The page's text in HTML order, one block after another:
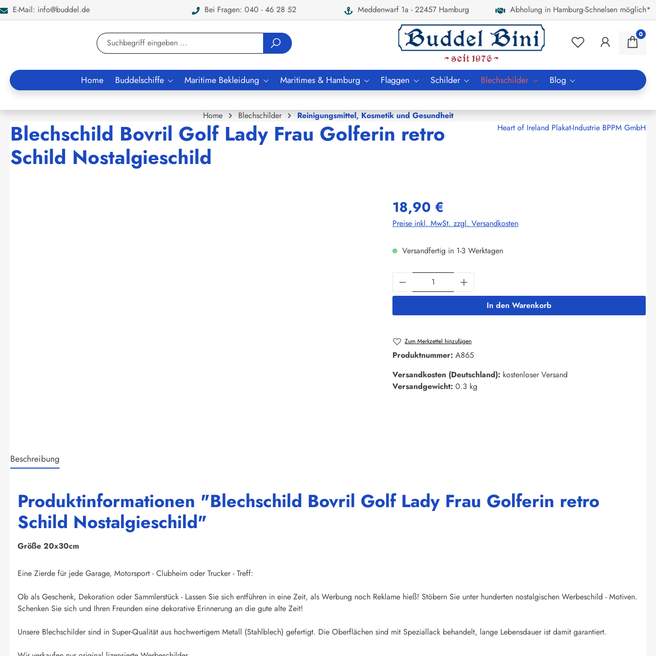
Zur Suche springen
E-Mail: info@buddel.de Bei Fragen: 040 - 46 28 52 Meddenwarf 1a - 22457 Hamburg Abholung in Hamburg-Schnelsen möglich*
0
Home Buddelschiffe Maritime Bekleidung Maritimes & Hamburg Flaggen Schilder Blechschilder Blog
Home Blechschilder Reinigungsmittel, Kosmetik und Gesundheit
Blechschild Bovril Golf Lady Frau Golferin retro
Schild Nostalgieschild
Heart of Ireland Plakat-Industrie BPPM GmbH
18,90 €
Preise inkl. MwSt. zzgl. Versandkosten
Versandfertig in 1-3 Werktagen
Produkt Anzahl: Gib den gewünschten Wert ein
In den Warenkorb
Zum Merkzettel hinzufügen
Produktnummer: A865
Versandkosten (Deutschland): kostenloser Versand
Versandgewicht: 0.3 kg
Beschreibung
Produktinformationen "Blechschild Bovril Golf Lady Frau Golferin retro
Schild Nostalgieschild"
Größe 20x30cm
Eine Zierde für jede Garage, Motorsport - Clubheim oder Trucker - Treff:
Ob als Geschenk, Dekoration oder Sammlerstück - Lassen Sie sich entführen in eine Zeit, als Werbung noch Reklame hieß! Stöbern Sie unter hunderten nostalgischen Werbeschild - Motiven.
Schenken Sie sich und Ihren Freunden eine dekorative Erinnerung an die gute alte Zeit!
Unsere Blechschilder sind in Super-Qualität aus hochwertigem Metall (Stahlblech) gefertigt. Die Oberflächen sind mit Speziallack behandelt, lange Lebensdauer ist damit garantiert.